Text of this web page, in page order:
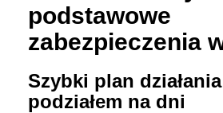
podstawowe
zabezpieczenia
Szybki plan
podziałem na dni